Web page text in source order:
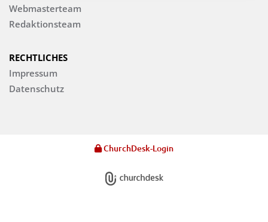
Webmasterteam
Redaktionsteam
RECHTLICHES
Impressum
Datenschutz
ChurchDesk-Login